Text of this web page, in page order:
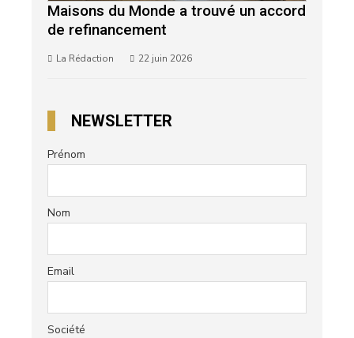
Maisons du Monde a trouvé un accord
de refinancement
La Rédaction 22 juin 2026
NEWSLETTER
Prénom
Nom
Email
Société